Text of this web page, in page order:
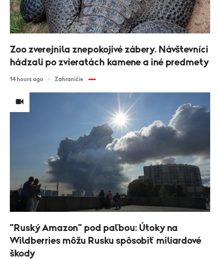
Zoo zverejnila znepokojivé zábery. Návštevníci
hádzali po zvieratách kamene a iné predmety
14 hours ago Zahraničie
"Ruský Amazon" pod paľbou: Útoky na
Wildberries môžu Rusku spôsobiť miliardové
škody